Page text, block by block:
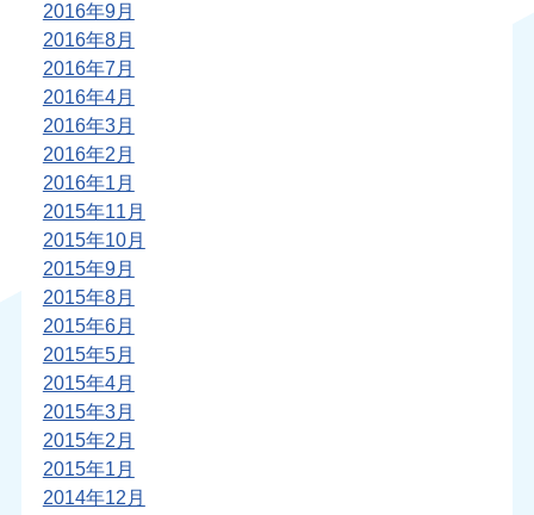
2016年9月
2016年8月
2016年7月
2016年4月
2016年3月
2016年2月
2016年1月
2015年11月
2015年10月
2015年9月
2015年8月
2015年6月
2015年5月
2015年4月
2015年3月
2015年2月
2015年1月
2014年12月